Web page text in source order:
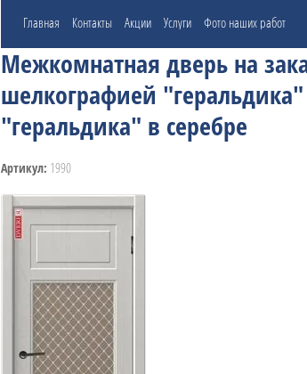
Главная Контакты Акции Услуги Фото наших работ
Межкомнатная дверь на
шелкографией
"геральдика" в серебре
Артикул: 1990